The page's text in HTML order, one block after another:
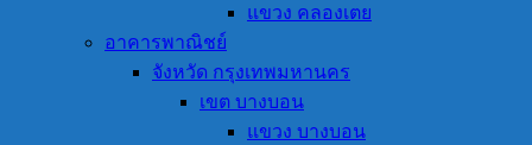
แขวง คลองเตย
อาคารพาณิชย์
จังหวัด กรุงเทพมหานคร
เขต บางบอน
แขวง บางบอน